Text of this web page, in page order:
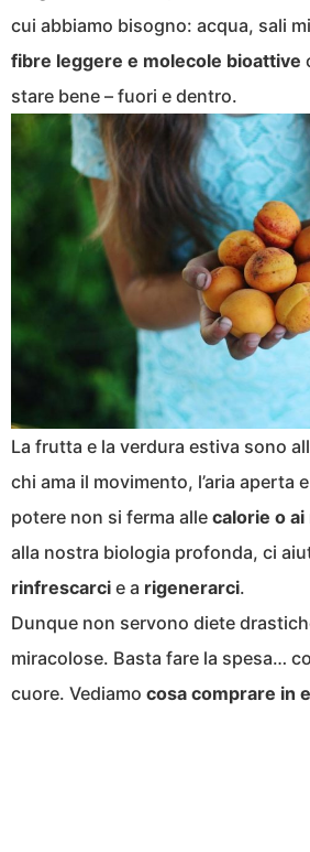
cui abbiamo bisogno: acqua, sali
fibre leggere e molecole bioattive
stare bene – fuori e dentro.
La frutta e la verdura estiva sono
chi ama il movimento, l’aria aperta
potere non si ferma alle calorie o
alla nostra biologia profonda, ci
rinfrescarci e a rigenerarci.
Dunque non servono diete
miracolose. Basta fare la spesa…
cuore. Vediamo cosa comprare in